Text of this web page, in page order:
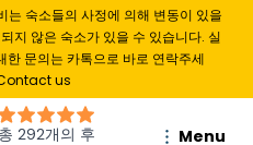
는 숙소들의 사정에 의해 변동이 있을
지 않은 숙소가 있을 수 있습니다. 실
한 문의는 카톡으로 바로 연락주세
us
Menu